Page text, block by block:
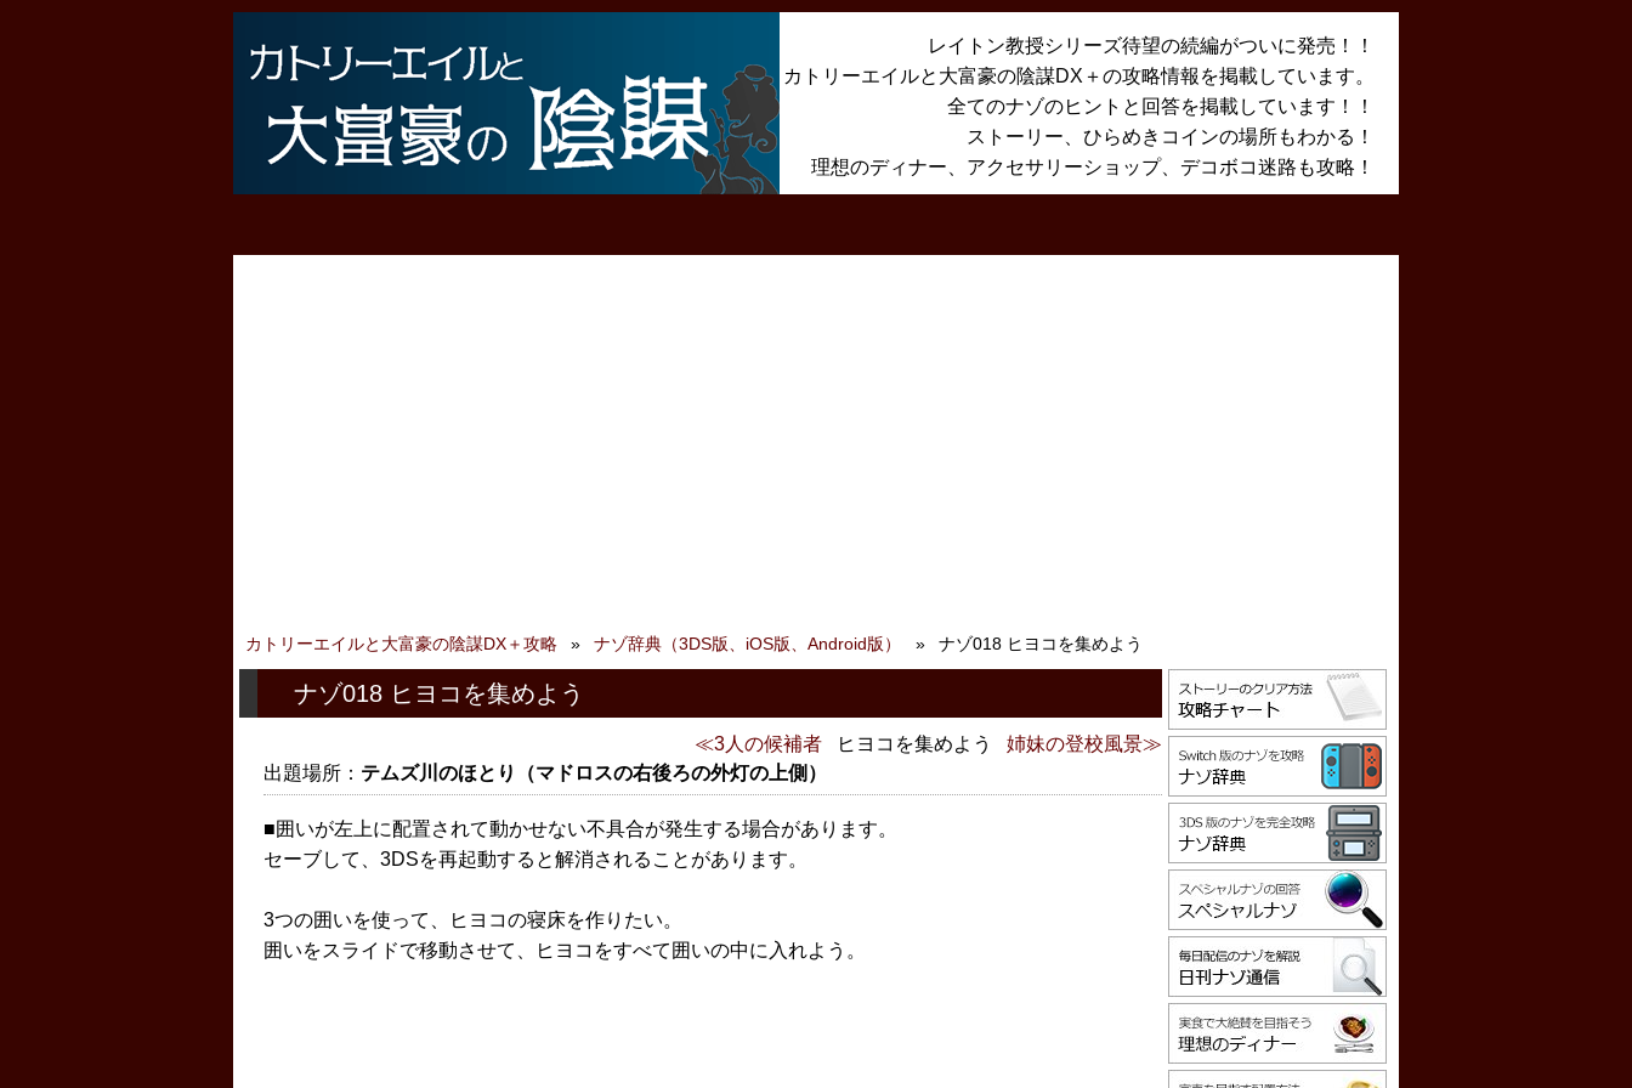
レイトン教授シリーズ待望の続編がついに発売！！
カトリーエイルと大富豪の陰謀DX＋の攻略情報を掲載しています。
全てのナゾのヒントと回答を掲載しています！！
ストーリー、ひらめきコインの場所もわかる！
理想のディナー、アクセサリーショップ、デコボコ迷路も攻略！
カトリーエイルと大富豪の陰謀DX＋攻略 ナゾ辞典（3DS版、iOS版、Android版） ナゾ018 ヒヨコを集めよう
ナゾ018 ヒヨコを集めよう
3人の候補者 ヒヨコを集めよう
姉妹の登校風景
出題場所： テムズ川のほとり（マドロスの右後ろの外灯の上側）
■囲いが左上に配置されて動かせない不具合が発生する場合があります。
セーブして、3DSを再起動すると解消されることがあります。
3つの囲いを使って、ヒヨコの寝床を作りたい。
囲いをスライドで移動させて、ヒヨコをすべて囲いの中に入れよう。